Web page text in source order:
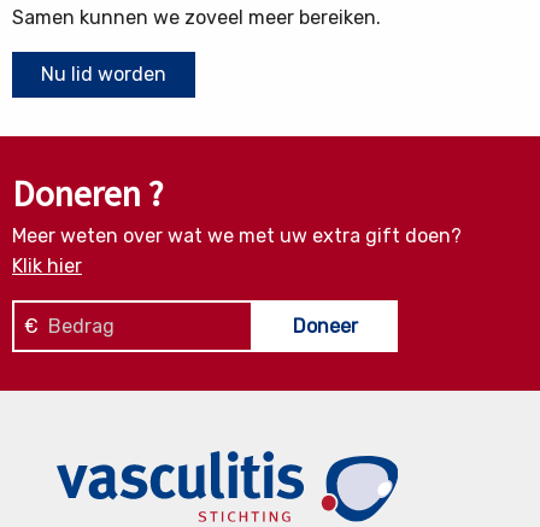
Samen kunnen we zoveel meer bereiken.
Nu lid worden
Doneren ?
Meer weten over wat we met uw extra gift doen?
Klik hier
€ Doneer